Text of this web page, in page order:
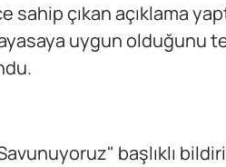
çıkan açıklama
uygun olduğunu
başlıklı